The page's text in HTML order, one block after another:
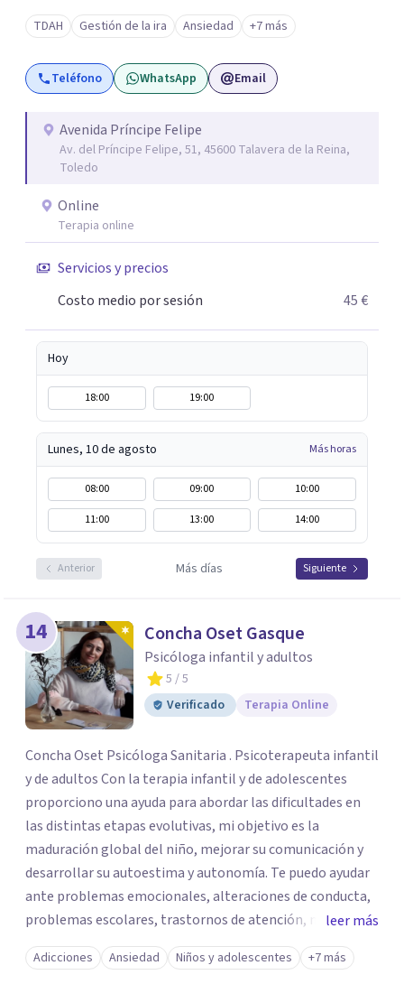
la vida de las personas, y me siento honrada de poder
contribuir a este proceso en cada sesión. Mi enfoque se
basa en el respeto y en la autenticidad; para mí es
fundamental que cada persona encuentre en la terapia no
camino hacia el autoconocimiento y la fortaleza
emocional. Me apasiona trabajar con cada paciente desde
una perspectiva cercana y humana, y espero poder
acompañarte en tu camino hacia el bienestar y el
equilibrio que buscas.
TDAH Gestión de la ira Ansiedad +7 más
Teléfono WhatsApp Email
Avenida Príncipe Felipe
Av. del Príncipe Felipe, 51, 45600 Talavera de la Reina,
Toledo
Online
Terapia online
Servicios y precios
Costo medio por sesión
45 €
Hoy
18:00 19:00
Lunes, 10 de agosto Más horas
08:00 09:00
10:00
11:00
13:00 14:00
Anterior Más días Siguiente
14 Concha Oset Gasque
Psicóloga infantil y adultos
5 / 5
Verificado
Terapia Online
Concha Oset Psicóloga Sanitaria . Psicoterapeuta infantil
y de adultos Con la terapia infantil y de adolescentes
proporciono una ayuda para abordar las dificultades en
las distintas etapas evolutivas, mi objetivo es la
maduración global del niño, mejorar su comunicación y
desarrollar su autoestima y autonomía. Te puedo ayudar
ante problemas emocionales, alteraciones de conducta,
problemas escolares, trastornos de atención, miedos,
ansiedad. El apoyo a los padres es un pilar importante de
mi trabajo, dotándoles de herramientas que les ayuden a
leer más
Adicciones Ansiedad Niños y adolescentes +7 más